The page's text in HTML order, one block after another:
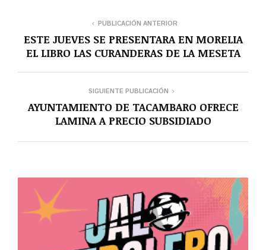
PUBLICACIÓN ANTERIOR
ESTE JUEVES SE PRESENTARA EN MORELIA
EL LIBRO LAS CURANDERAS DE LA MESETA
SIGUIENTE PUBLICACIÓN
AYUNTAMIENTO DE TACAMBARO OFRECE
LAMINA A PRECIO SUBSIDIADO